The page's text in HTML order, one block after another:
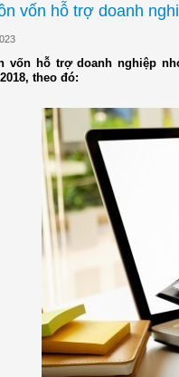
vốn hỗ trợ doanh
vốn hỗ trợ doanh nghiệp
theo đó: